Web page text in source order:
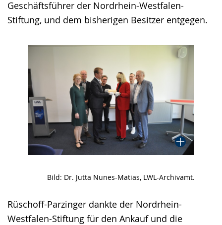
Geschäftsführer der Nordrhein-Westfalen-
Stiftung, und dem bisherigen Besitzer entgegen.
Bild: Dr. Jutta Nunes-Matias, LWL-Archivamt.
Rüschoff-Parzinger dankte der Nordrhein-
Westfalen-Stiftung für den Ankauf und die